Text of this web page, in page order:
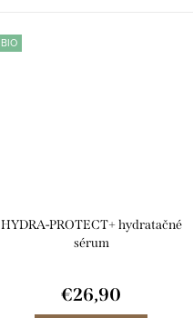
a BIO oleje, pleť upokojuje,
BIO
HYDRA-PROTECT+ hydratačné
sérum
€26,90